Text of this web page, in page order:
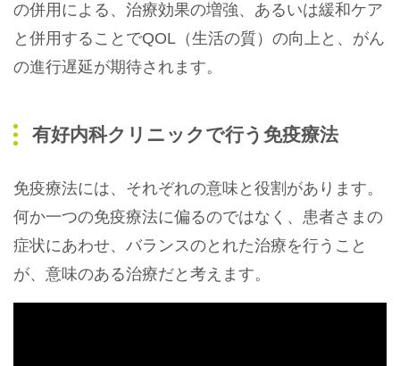
の併用による、治療効果の増強、あるいは緩和ケア
と併用することでQOL（生活の質）の向上と、がん
の進行遅延が期待されます。
有好内科クリニックで行う免疫療法
免疫療法には、それぞれの意味と役割があります。
何か一つの免疫療法に偏るのではなく、患者さまの
症状にあわせ、バランスのとれた治療を行うこと
が、意味のある治療だと考えます。